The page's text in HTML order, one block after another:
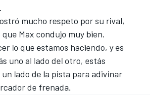
mucho respeto por su rival,
Max condujo muy bien.
lo que estamos haciendo, y es
uno al lado del otro, estás
lado de la pista para adivinar
de frenada.